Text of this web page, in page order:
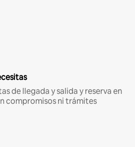
de llegada y salida y reserva en
compromisos ni trámites